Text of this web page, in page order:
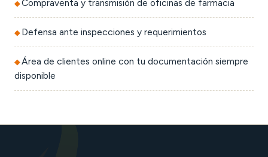
Compraventa y transmisión de oficinas de farmacia
Defensa ante inspecciones y requerimientos
Área de clientes online con tu documentación siempre
disponible